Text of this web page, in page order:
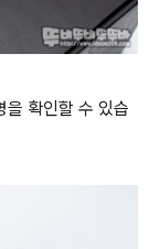
을 확인할 수 있습